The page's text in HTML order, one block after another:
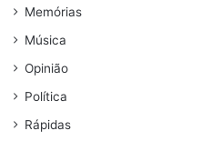
Memórias
Música
Opinião
Política
Rápidas